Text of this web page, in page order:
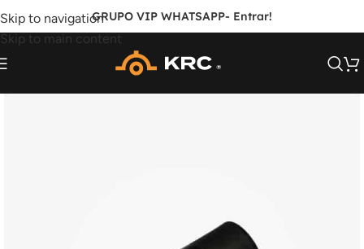
Skip to navigation
Skip to main content
GRUPO VIP WHATSAPP- Entrar!